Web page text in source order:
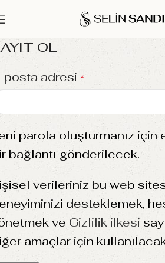
OL
posta adresi *
parola oluşturmanız
bağlantı gönderilecek.
verileriniz bu web
desteklemek,
ve Gizlilik ilkesi
amaçlar için